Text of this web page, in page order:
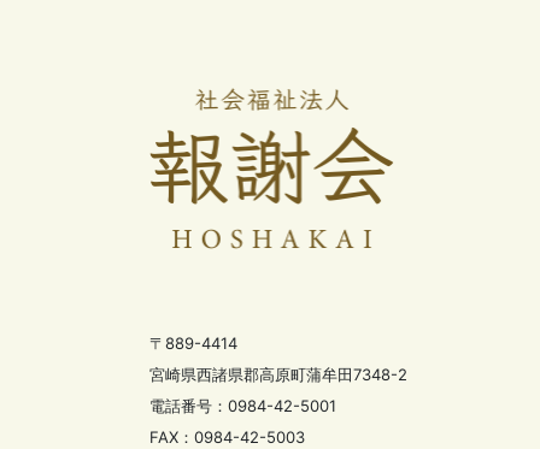
〒889-4414
宮崎県西諸県郡高原町蒲牟田7348-2
電話番号：0984-42-5001
FAX：0984-42-5003